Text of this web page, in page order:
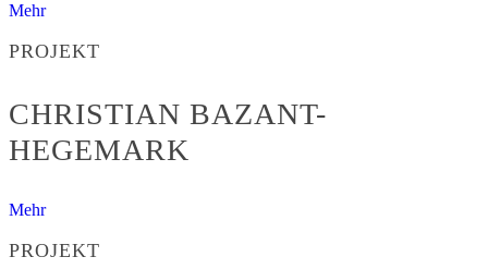
Mehr
PROJEKT
CHRISTIAN BAZANT-
HEGEMARK
Mehr
PROJEKT